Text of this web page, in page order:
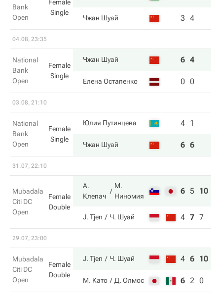
Bank
Open
Female
Single
Чжан Шуай 3 4
04.08, 23:35
National
Bank
Open
Female
Single
Чжан Шуай 6 4
Елена Остапенко 0 0
03.08, 21:10
National
Bank
Open
Female
Single
Юлия Путинцева 4 1
Чжан Шуай 6 6
31.07, 22:10
Mubadala
Citi DC
Open
Female
Double
А.
Клепач
М.
Ниномия
6 5 10
J. Tjen Ч. Шуай 4 7 7
29.07, 23:00
Mubadala
Citi DC
Open
Female
Double
J. Tjen Ч. Шуай 4 6 10
М. Като Д. Олмос 6 2 0